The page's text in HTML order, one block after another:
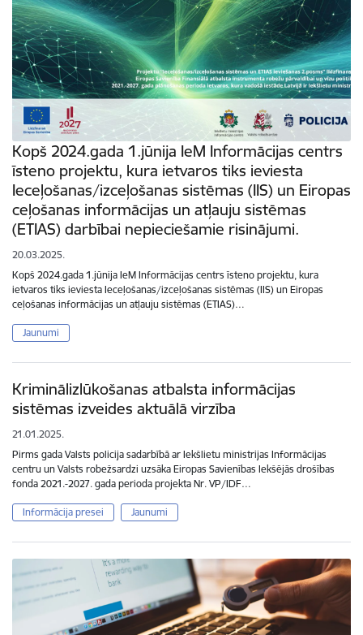
Kopš 2024.gada 1.jūnija IeM Informācijas centrs
īsteno projektu, kura ietvaros tiks ieviesta
Ieceļošanas/izceļošanas sistēmas (IIS) un Eiropas
ceļošanas informācijas un atļauju sistēmas
(ETIAS) darbībai nepieciešamie risinājumi.
20.03.2025.
Kopš 2024.gada 1.jūnija IeM Informācijas centrs īsteno projektu, kura
ietvaros tiks ieviesta Ieceļošanas/izceļošanas sistēmas (IIS) un Eiropas
ceļošanas informācijas un atļauju sistēmas (ETIAS)…
Jaunumi
Kriminālizlūkošanas atbalsta informācijas
sistēmas izveides aktuālā virzība
21.01.2025.
Pirms gada Valsts policija sadarbībā ar Iekšlietu ministrijas Informācijas
centru un Valsts robežsardzi uzsāka Eiropas Savienības Iekšējās drošības
fonda 2021.-2027. gada perioda projekta Nr. VP/IDF…
Informācija presei Jaunumi